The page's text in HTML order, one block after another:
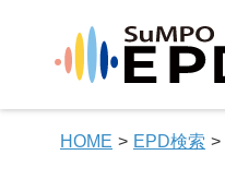
HOME EPD検索